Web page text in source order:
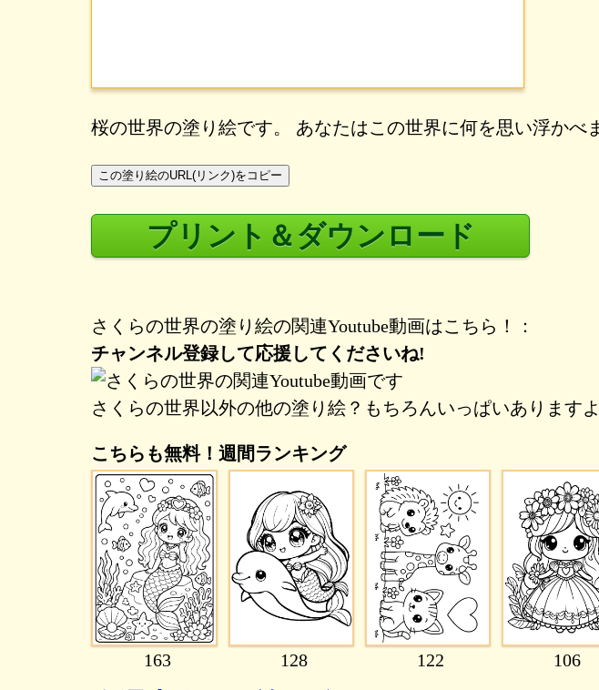
桜の世界の塗り絵です。 あなたはこの世界に何を思い浮かべ
この塗り絵のURL(リンク)をコピー
プリント＆ダウンロード
さくらの世界の塗り絵の関連Youtube動画はこちら！：
チャンネル登録して応援してくださいね!
さくらの世界以外の他の塗り絵？もちろんいっぱいありますよ
こちらも無料！週間ランキング
163 128 122 106